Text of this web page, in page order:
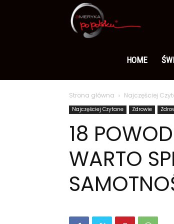
po
polsku
HOME
Strona główna Najczęściej
Najczęściej Czytane Zdrowie
18
WARTO